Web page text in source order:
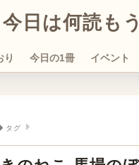
今日は何読も
り 今日の1冊 イベント
タグ